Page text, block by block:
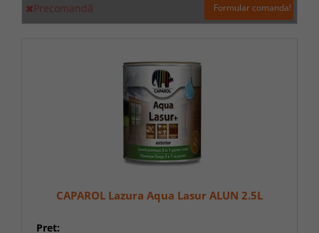
Precomandă Formular comanda!
CAPAROL Lazura Aqua Lasur ALUN 2.5L
Pret: